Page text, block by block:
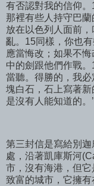
有否認對我的信仰
那裡有些人持守巴
放在以色列人面前
亂。15同樣，你也
應當悔改；如果不
中的劍跟他們作戰
當聽。得勝的，我
塊白石，石上寫著新
是沒有人能知道的。’
第三封信是寫給別
處，沿著凱庫斯河
市，沒有海港，但
致富的城市，它擁